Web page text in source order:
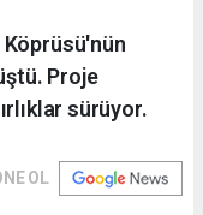
Köprüsü'nün
Proje
sürüyor.
OL